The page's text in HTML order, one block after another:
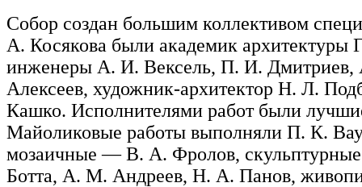
Собор создан большим коллективом
А. Косякова были академик архитектуры
инженеры А. И. Вексель, П. И.
Алексеев, художник-архитектор Н. Л.
Кашко. Исполнителями работ были
Майоликовые работы выполняли П. К.
мозаичные — В. А. Фролов,
Ботта, А. М. Андреев, Н. А. Панов,